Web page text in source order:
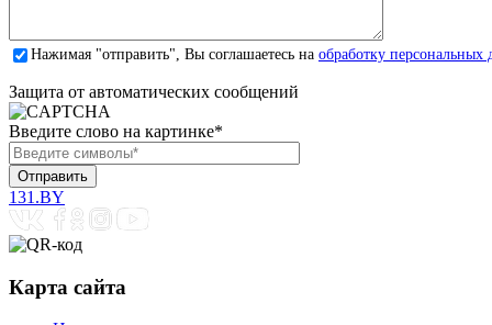
Нажимая "отправить", Вы соглашаетесь на обработку персональных
Защита от автоматических сообщений
Введите слово на картинке*
131.BY
Карта сайта